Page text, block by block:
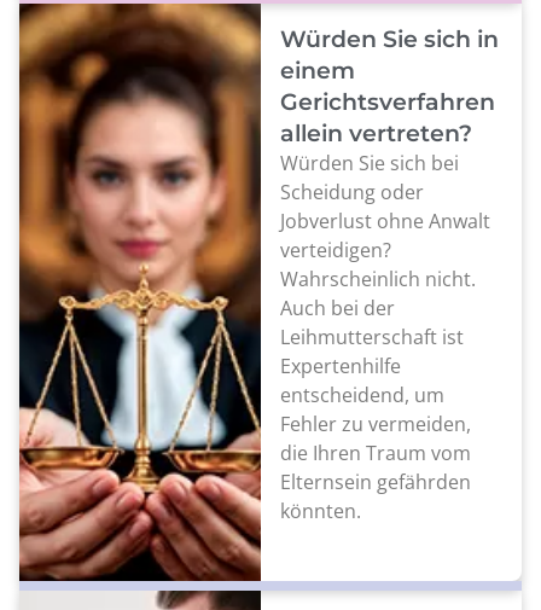
Würden Sie sich in
einem
Gerichtsverfahren
allein vertreten?
Würden Sie sich bei
Scheidung oder
Jobverlust ohne Anwalt
verteidigen?
Wahrscheinlich nicht.
Auch bei der
Leihmutterschaft ist
Expertenhilfe
entscheidend, um
Fehler zu vermeiden,
die Ihren Traum vom
Elternsein gefährden
könnten.